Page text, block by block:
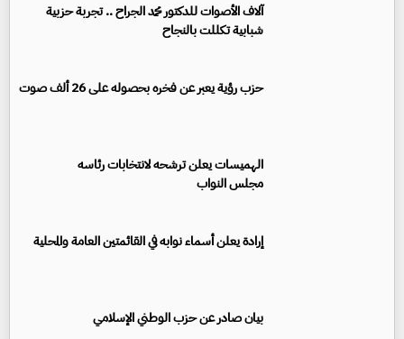
آلاف الأصوات للدكتور محمد الجراح .. تجربة حزبية
شبابية تكللت بالنجاح
حزب رؤية يعبر عن فخره بحصوله على 26 ألف صوت
الهميسات يعلن ترشحه لانتخابات رئاسه
مجلس النواب
إرادة يعلن أسماء نوابه في القائمتين العامة والمحلية
بيان صادر عن حزب الوطني الإسلامي